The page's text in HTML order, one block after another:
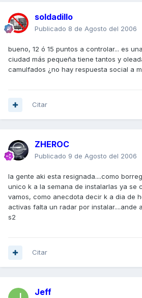
soldadillo
Publicado 8 de Agosto del 2006
bueno, 12 ó 15 puntos a controlar... es
ciudad más pequeña tiene tantos y
camulfados ¿no hay respuesta social a
Citar
ZHEROC
Publicado 9 de Agosto del 2006
la gente aki esta resignada....como
unico k a la semana de instalarlas ya se
vamos, como anecdota decir k a dia de
activas falta un radar por instalar....ande
s2
Citar
Jeff